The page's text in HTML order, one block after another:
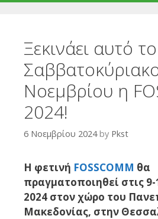
Ξεκινάει αυτό το
Νοεμβρίου η
2024!
6 Νοεμβρίου 2024 by Pkst
H φετινή FOSSCOMM θα
πραγματοποιηθεί στις
2024 στον χώρο του
Μακεδονίας, στην